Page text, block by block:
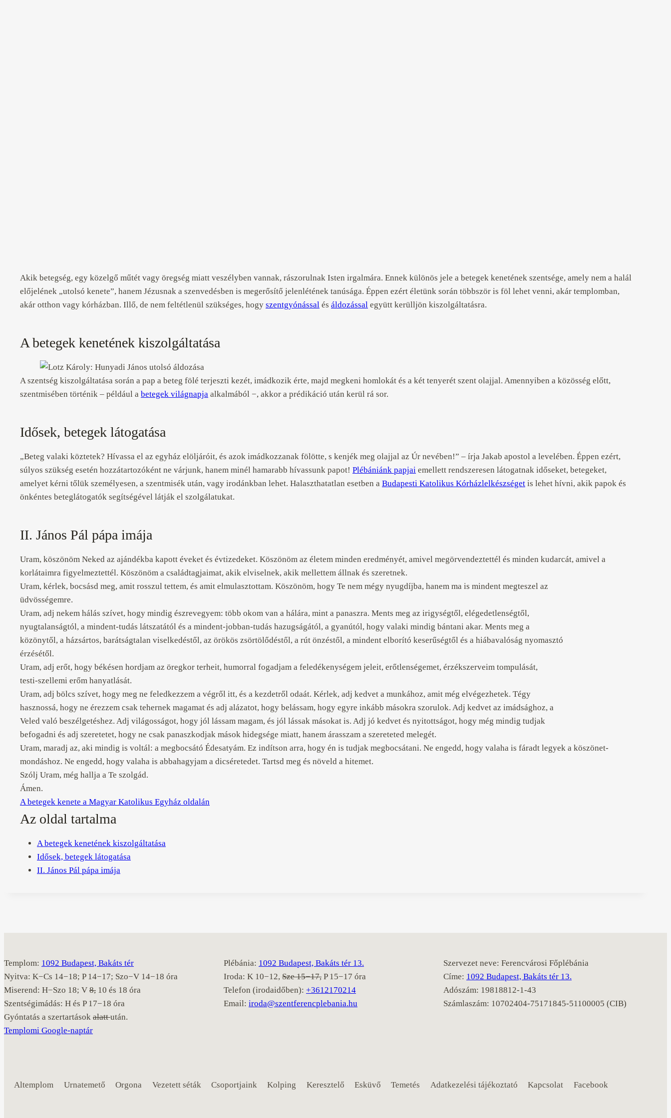
Akik betegség, egy közelgő műtét vagy öregség miatt veszélyben vannak, rászorulnak Isten irgalmára. Ennek különös jele a betegek kenetének szentsége, amely nem a halál
előjelének „utolsó kenete”, hanem Jézusnak a szenvedésben is megerősítő jelenlétének tanúsága. Éppen ezért életünk során többször is föl lehet venni, akár templomban,
akár otthon vagy kórházban. Illő, de nem feltétlenül szükséges, hogy szentgyónással és áldozással együtt kerülljön kiszolgáltatásra.
A betegek kenetének kiszolgáltatása
A szentség kiszolgáltatása során a pap a beteg fölé terjeszti kezét, imádkozik érte, majd megkeni homlokát és a két tenyerét szent olajjal. Amennyiben a közösség előtt,
szentmisében történik – például a betegek világnapja alkalmából −, akkor a prédikáció után kerül rá sor.
Idősek, betegek látogatása
„Beteg valaki köztetek? Hívassa el az egyház elöljáróit, és azok imádkozzanak fölötte, s kenjék meg olajjal az Úr nevében!” – írja Jakab apostol a levelében. Éppen ezért,
súlyos szükség esetén hozzátartozóként ne várjunk, hanem minél hamarabb hívassunk papot! Plébániánk papjai emellett rendszeresen látogatnak időseket, betegeket,
amelyet kérni tőlük személyesen, a szentmisék után, vagy irodánkban lehet. Halaszthatatlan esetben a Budapesti Katolikus Kórházlelkészséget is lehet hívni, akik papok és
önkéntes beteglátogatók segítségével látják el szolgálatukat.
II. János Pál pápa imája
Uram, köszönöm Neked az ajándékba kapott éveket és évtizedeket. Köszönöm az életem minden eredményét, amivel megörvendeztettél és minden kudarcát, amivel a
korlátaimra figyelmeztettél. Köszönöm a családtagjaimat, akik elviselnek, akik mellettem állnak és szeretnek.
Uram, kérlek, bocsásd meg, amit rosszul tettem, és amit elmulasztottam. Köszönöm, hogy Te nem mégy nyugdíjba, hanem ma is mindent megteszel az
üdvösségemre.
Uram, adj nekem hálás szívet, hogy mindig észrevegyem: több okom van a hálára, mint a panaszra. Ments meg az irigységtől, elégedetlenségtől,
nyugtalanságtól, a mindent-tudás látszatától és a mindent-jobban-tudás hazugságától, a gyanútól, hogy valaki mindig bántani akar. Ments meg a
közönytől, a házsártos, barátságtalan viselkedéstől, az örökös zsörtölődéstől, a rút önzéstől, a mindent elborító keserűségtől és a hiábavalóság nyomasztó
érzésétől.
Uram, adj erőt, hogy békésen hordjam az öregkor terheit, humorral fogadjam a feledékenységem jeleit, erőtlenségemet, érzékszerveim tompulását,
testi-szellemi erőm hanyatlását.
Uram, adj bölcs szívet, hogy meg ne feledkezzem a végről itt, és a kezdetről odaát. Kérlek, adj kedvet a munkához, amit még elvégezhetek. Tégy
hasznossá, hogy ne érezzem csak tehernek magamat és adj alázatot, hogy belássam, hogy egyre inkább másokra szorulok. Adj kedvet az imádsághoz, a
Veled való beszélgetéshez. Adj világosságot, hogy jól lássam magam, és jól lássak másokat is. Adj jó kedvet és nyitottságot, hogy még mindig tudjak
befogadni és adj szeretetet, hogy ne csak panaszkodjak mások hidegsége miatt, hanem árasszam a szereteted melegét.
Uram, maradj az, aki mindig is voltál: a megbocsátó Édesatyám. Ez indítson arra, hogy én is tudjak megbocsátani. Ne engedd, hogy valaha is fáradt legyek a köszönet-
mondáshoz. Ne engedd, hogy valaha is abbahagyjam a dicséretedet. Tartsd meg és növeld a hitemet.
Szólj Uram, még hallja a Te szolgád.
Ámen.
A betegek kenete a Magyar Katolikus Egyház oldalán
Az oldal tartalma
A betegek kenetének kiszolgáltatása
Idősek, betegek látogatása
II. János Pál pápa imája
Templom: 1092 Budapest, Bakáts tér
Nyitva: K−Cs 14−18; P 14−17; Szo−V 14−18 óra
Miserend: H−Szo 18; V 8, 10 és 18 óra
Szentségimádás: H és P 17−18 óra
Gyóntatás a szertartások alattután.
Templomi Google-naptár
Plébánia: 1092 Budapest, Bakáts tér 13.
Iroda: K 10−12, Sze 15−17, P 15−17 óra
Telefon (irodaidőben): +3612170214
Email: iroda@szentferencplebania.hu
Szervezet neve: Ferencvárosi Főplébánia
Címe: 1092 Budapest, Bakáts tér 13.
Adószám: 19818812-1-43
Számlaszám: 10702404-75171845-51100005 (CIB)
Altemplom Urnatemető Orgona Vezetett séták Csoportjaink Kolping Keresztelő Esküvő Temetés Adatkezelési tájékoztató Kapcsolat Facebook